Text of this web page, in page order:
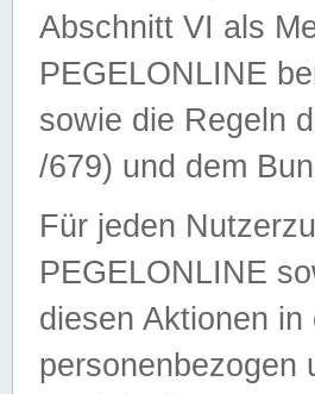
Abschnitt VI als
PEGELONLINE
sowie die Regeln
/679) und dem
Für jeden
PEGELONLINE
diesen Aktionen
personenbezogen